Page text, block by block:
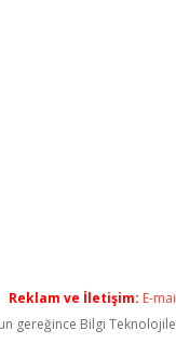
Reklam ve İletişim: E-
gereğince Bilgi